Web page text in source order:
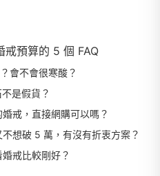
戒預算的 5 個 FAQ
會不會很寒酸？
是假貨？
戒，直接網購可以嗎？
想破 5 萬，有沒有折衷方案？
戒比較剛好？